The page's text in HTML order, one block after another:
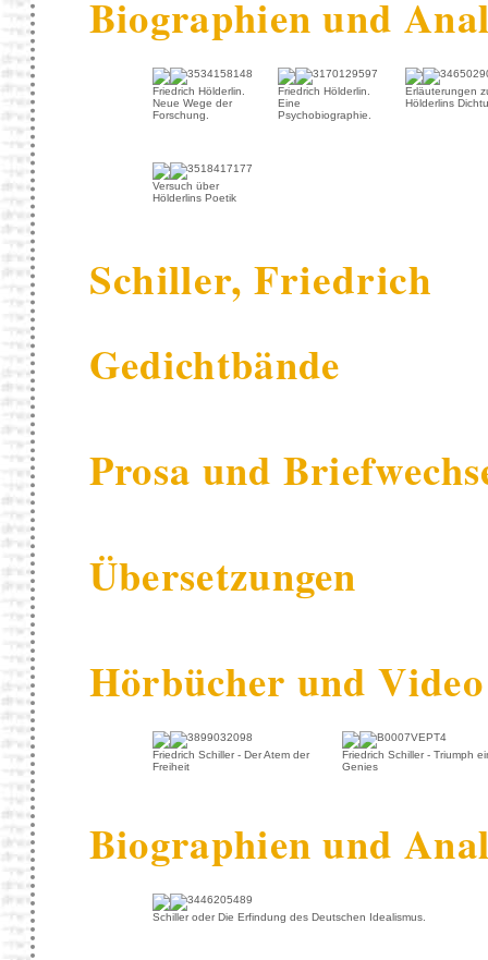
Biographien und
Friedrich Hölderlin.
Neue Wege der
Forschung.
Friedrich Hölderlin.
Eine
Psychobiographie.
Erläuterungen
Hölderlins
Versuch über
Hölderlins Poetik
Schiller, Friedrich
Gedichtbände
Prosa und
Übersetzungen
Hörbücher und Video
Friedrich Schiller - Der Atem der
Freiheit
Friedrich Schiller - Triumph
Genies
Biographien und
Schiller oder Die Erfindung des Deutschen Idealismus.